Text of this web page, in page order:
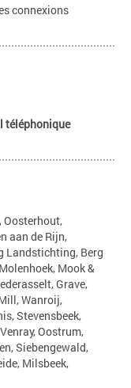
connexions
téléphonique
Oosterhout,
aan de Rijn,
Landstichting, Berg
Mook &
Grave,
Wanroij,
Stevensbeek,
Oostrum,
Siebengewald,
Milsbeek,